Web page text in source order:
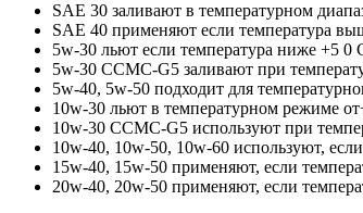
SAE 30 заливают в температурном
SAE 40 применяют если температура
5w-30 льют если температура ниже +5 0
5w-30 CCMC-G5 заливают при
5w-40, 5w-50 подходит для
10w-30 льют в температурном режиме
10w-30 CCMC-G5 используют при
10w-40, 10w-50, 10w-60 используют,
15w-40, 15w-50 применяют, если
20w-40, 20w-50 применяют, если